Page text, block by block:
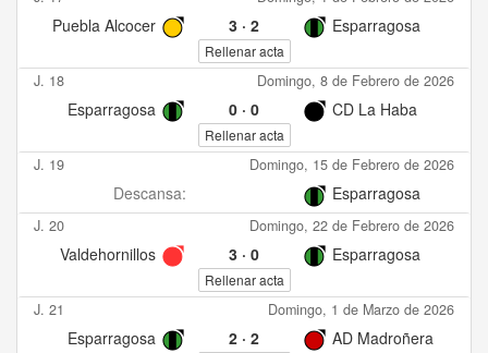
Puebla Alcocer 3· 2 Esparragosa
Rellenar acta
J. 18 Domingo, 8 de Febrero de 2026
Esparragosa 0· 0 CD La Haba
Rellenar acta
J. 19 Domingo, 15 de Febrero de 2026
Descansa: Esparragosa
J. 20 Domingo, 22 de Febrero de 2026
Valdehornillos 3· 0 Esparragosa
Rellenar acta
J. 21 Domingo, 1 de Marzo de 2026
Esparragosa 2· 2 AD Madroñera